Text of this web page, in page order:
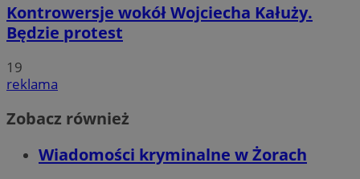
Kontrowersje wokół Wojciecha Kałuży.
Będzie protest
19
reklama
Zobacz również
Wiadomości kryminalne w Żorach